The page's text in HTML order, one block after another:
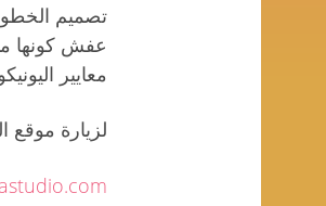
تصميم
عفش كونها
معايير
لزيارة